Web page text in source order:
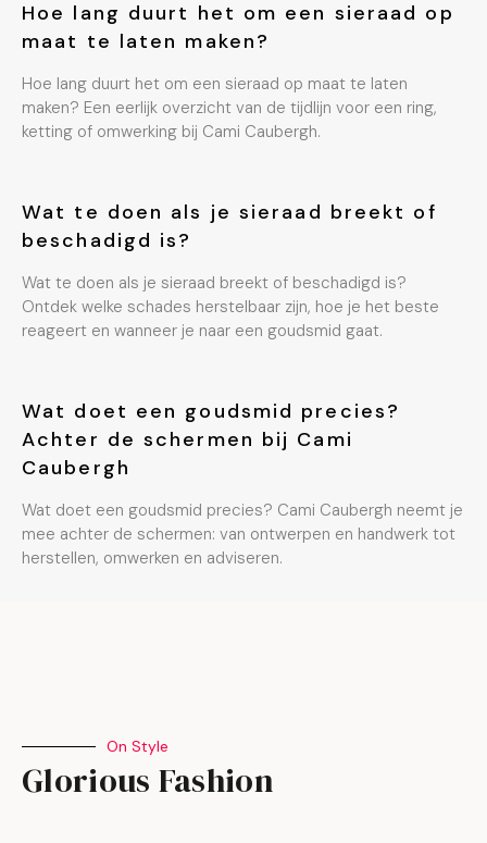
Hoe lang duurt het om een sieraad op
maat te laten maken?
Hoe lang duurt het om een sieraad op maat te laten
maken? Een eerlijk overzicht van de tijdlijn voor een ring,
ketting of omwerking bij Cami Caubergh.
Wat te doen als je sieraad breekt of
beschadigd is?
Wat te doen als je sieraad breekt of beschadigd is?
Ontdek welke schades herstelbaar zijn, hoe je het beste
reageert en wanneer je naar een goudsmid gaat.
Wat doet een goudsmid precies?
Achter de schermen bij Cami
Caubergh
Wat doet een goudsmid precies? Cami Caubergh neemt je
mee achter de schermen: van ontwerpen en handwerk tot
herstellen, omwerken en adviseren.
On Style
Glorious Fashion